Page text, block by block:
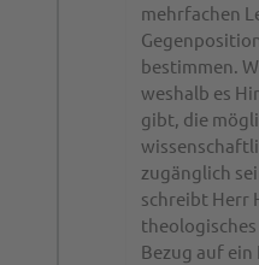
mehrfachen
bestimmen.
weshalb es
gibt, die
zugänglich
schreibt Herr
Bezug auf ein